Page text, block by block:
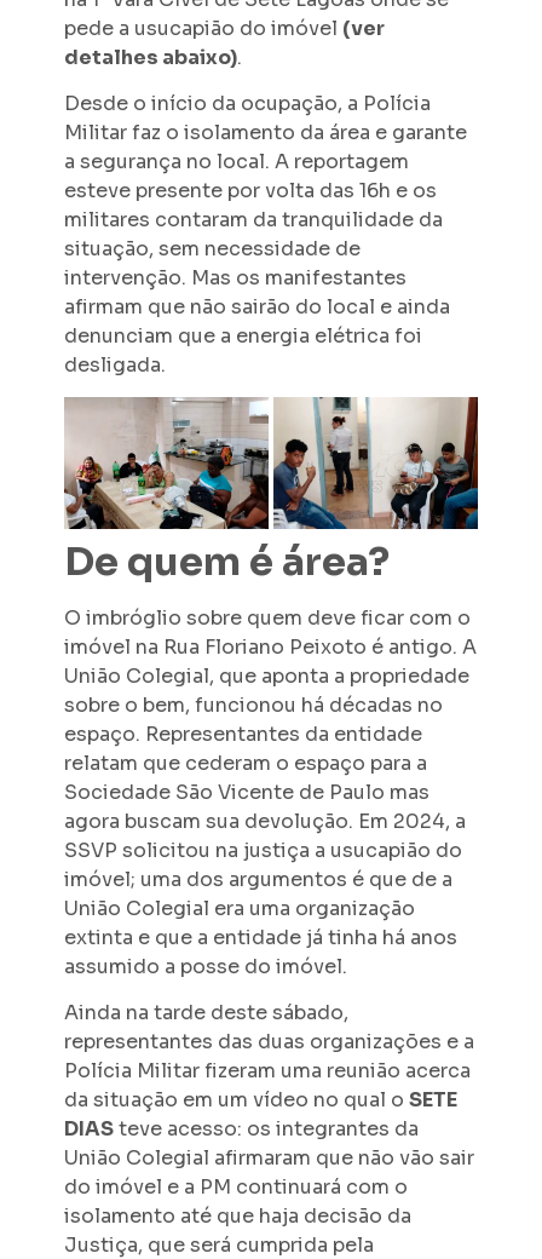
pede a usucapião do imóvel (ver
detalhes abaixo).
Desde o início da ocupação, a Polícia
Militar faz o isolamento da área e garante
a segurança no local. A reportagem
esteve presente por volta das 16h e os
militares contaram da tranquilidade da
situação, sem necessidade de
intervenção. Mas os manifestantes
afirmam que não sairão do local e ainda
denunciam que a energia elétrica foi
desligada.
De quem é área?
O imbróglio sobre quem deve ficar com o
imóvel na Rua Floriano Peixoto é antigo. A
União Colegial, que aponta a propriedade
sobre o bem, funcionou há décadas no
espaço. Representantes da entidade
relatam que cederam o espaço para a
Sociedade São Vicente de Paulo mas
agora buscam sua devolução. Em 2024, a
SSVP solicitou na justiça a usucapião do
imóvel; uma dos argumentos é que de a
União Colegial era uma organização
extinta e que a entidade já tinha há anos
assumido a posse do imóvel.
Ainda na tarde deste sábado,
representantes das duas organizações e a
Polícia Militar fizeram uma reunião acerca
da situação em um vídeo no qual o SETE
DIASteve acesso: os integrantes da
União Colegial afirmaram que não vão sair
do imóvel e a PM continuará com o
isolamento até que haja decisão da
Justiça, que será cumprida pela